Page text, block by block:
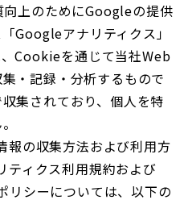
上のためにGoogleの提供
Googleアナリティクス」
Cookieを通じて当社Web
・記録・分析するもので
集されており、個人を特
報の収集方法および利用方
ィクス利用規約および
リシーについては、以下の